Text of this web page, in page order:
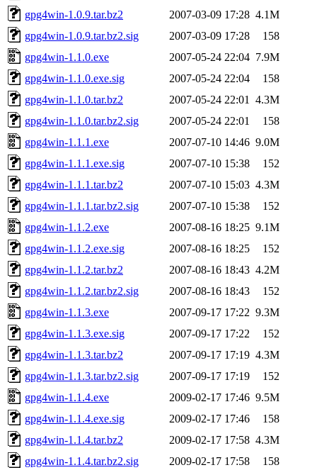
gpg4win-1.0.9.tar.bz2
2007-03-09 17:28 4.1M
gpg4win-1.0.9.tar.bz2.sig
2007-03-09 17:28
158
gpg4win-1.1.0.exe
2007-05-24 22:04 7.9M
gpg4win-1.1.0.exe.sig
2007-05-24 22:04
158
gpg4win-1.1.0.tar.bz2
2007-05-24 22:01
4.3M
gpg4win-1.1.0.tar.bz2.sig
2007-05-24 22:01
158
gpg4win-1.1.1.exe
2007-07-10 14:46 9.0M
gpg4win-1.1.1.exe.sig
2007-07-10 15:38
152
gpg4win-1.1.1.tar.bz2
2007-07-10 15:03 4.3M
gpg4win-1.1.1.tar.bz2.sig
2007-07-10 15:38
152
gpg4win-1.1.2.exe
2007-08-16 18:25 9.1M
gpg4win-1.1.2.exe.sig
2007-08-16 18:25
152
gpg4win-1.1.2.tar.bz2
2007-08-16 18:43 4.2M
gpg4win-1.1.2.tar.bz2.sig
2007-08-16 18:43
152
gpg4win-1.1.3.exe
2007-09-17 17:22 9.3M
gpg4win-1.1.3.exe.sig
2007-09-17 17:22
152
gpg4win-1.1.3.tar.bz2
2007-09-17 17:19 4.3M
gpg4win-1.1.3.tar.bz2.sig
2007-09-17 17:19
152
gpg4win-1.1.4.exe
2009-02-17 17:46 9.5M
gpg4win-1.1.4.exe.sig
2009-02-17 17:46
158
gpg4win-1.1.4.tar.bz2
2009-02-17 17:58 4.3M
gpg4win-1.1.4.tar.bz2.sig
2009-02-17 17:58
158